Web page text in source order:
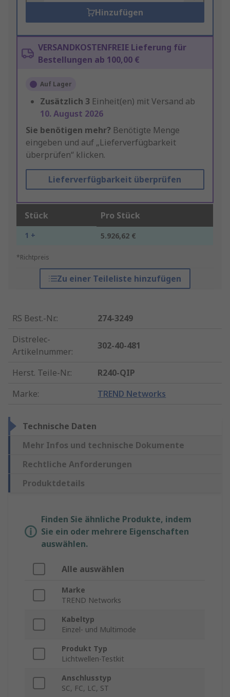
Hinzufügen
VERSANDKOSTENFREIE Lieferung für
Bestellungen ab 100,00 €
Auf Lager
Zusätzlich 3 Einheit(en) mit Versand ab
10. August 2026
Sie benötigen mehr? Benötigte Menge
eingeben und auf „Lieferverfügbarkeit
überprüfen“ klicken.
Lieferverfügbarkeit überprüfen
Stück Pro Stück
1 + 5.926,62 €
*Richtpreis
Zu einer Teileliste hinzufügen
RS Best.-Nr.:
274-3249
Distrelec-
Artikelnummer:
302-40-481
Herst. Teile-Nr.:
R240-QIP
Marke: TREND Networks
Technische Daten
Mehr Infos und technische Dokumente
Rechtliche Anforderungen
Produktdetails
Finden Sie ähnliche Produkte, indem
Sie ein oder mehrere Eigenschaften
auswählen.
Alle auswählen
Marke
TREND Networks
Kabeltyp
Einzel- und Multimode
Produkt Typ
Lichtwellen-Testkit
Anschlusstyp
SC, FC, LC, ST